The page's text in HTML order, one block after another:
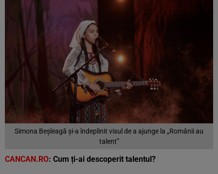
Simona Beșleagă și-a îndeplinit visul de a ajunge la „Românii au
talent”
CANCAN.RO: Cum ți-ai descoperit talentul?